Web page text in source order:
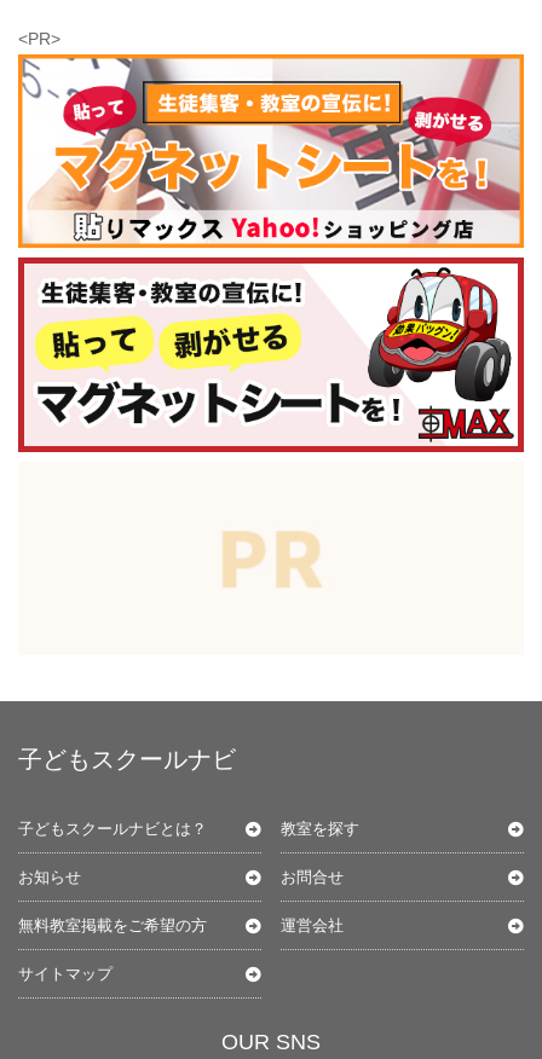
<PR>
子どもスクールナビ
子どもスクールナビとは？ 教室を探す
お知らせ お問合せ
無料教室掲載をご希望の方 運営会社
サイトマップ
OUR SNS